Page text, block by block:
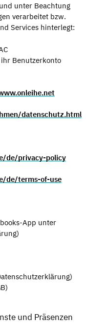
unter Beachtung
verarbeitet bzw.
Services hinterlegt:
Benutzerkonto
datenschutz.html
de/privacy-policy
de/terms-of-use
App unter
und Präsenzen